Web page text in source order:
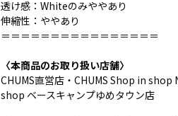
透け感：Whiteのみややあり
伸縮性：ややあり
＝＝＝＝＝＝＝＝＝＝＝＝＝＝＝＝
〈本商品のお取り扱い店舗〉
CHUMS直営店・CHUMS Shop in
shop ベースキャンプゆめタウン店